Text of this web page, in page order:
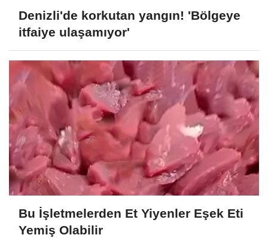
Denizli'de korkutan yangın! 'Bölgeye
itfaiye ulaşamıyor'
Bu İşletmelerden Et Yiyenler Eşek Eti
Yemiş Olabilir